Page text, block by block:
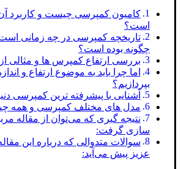
کامیون کمپرسی چیست و کاربرد آن
است؟
تاریخچه کمپرسی در چه زمانی
چگونه بوده است؟
بررسی ارتفاع کمپرس ها و مثالی
اما چرا باید به موضوع ارتفاع و
بپردازیم؟
آشنایی با پیشرفته ترین کمپرسی
مدل های مختلف کمپرسی و همه
نتیجه گیری که می‌توان از مقاله
سازی گرفت:
سوالات متدوالی که درباره این
عزیز پیش می‌آید: